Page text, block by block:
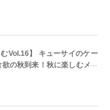
Vol.16】 キューサイのケー
の秋到来！秋に楽しむメニ